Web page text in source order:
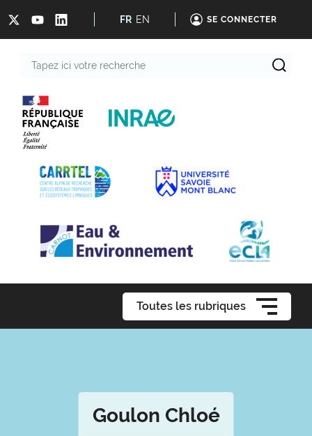
FR EN SE CONNECTER
recherche
Toutes les rubriques
Goulon Chloé